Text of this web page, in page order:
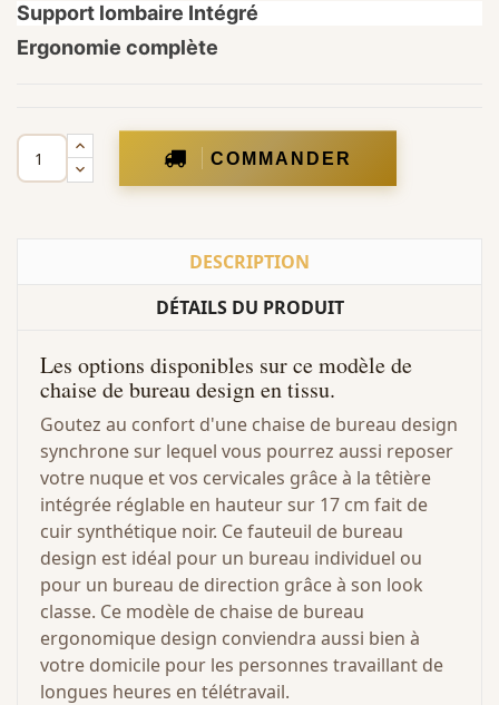
Support lombaire Intégré
Ergonomie complète
COMMANDER
DESCRIPTION
DÉTAILS DU PRODUIT
Les options disponibles sur ce modèle de
chaise de bureau design en tissu.
Goutez au confort d'une chaise de bureau design
synchrone sur lequel vous pourrez aussi reposer
votre nuque et vos cervicales grâce à la têtière
intégrée réglable en hauteur sur 17 cm fait de
cuir synthétique noir. Ce fauteuil de bureau
design est idéal pour un bureau individuel ou
pour un bureau de direction grâce à son look
classe. Ce modèle de chaise de bureau
ergonomique design conviendra aussi bien à
votre domicile pour les personnes travaillant de
longues heures en télétravail.